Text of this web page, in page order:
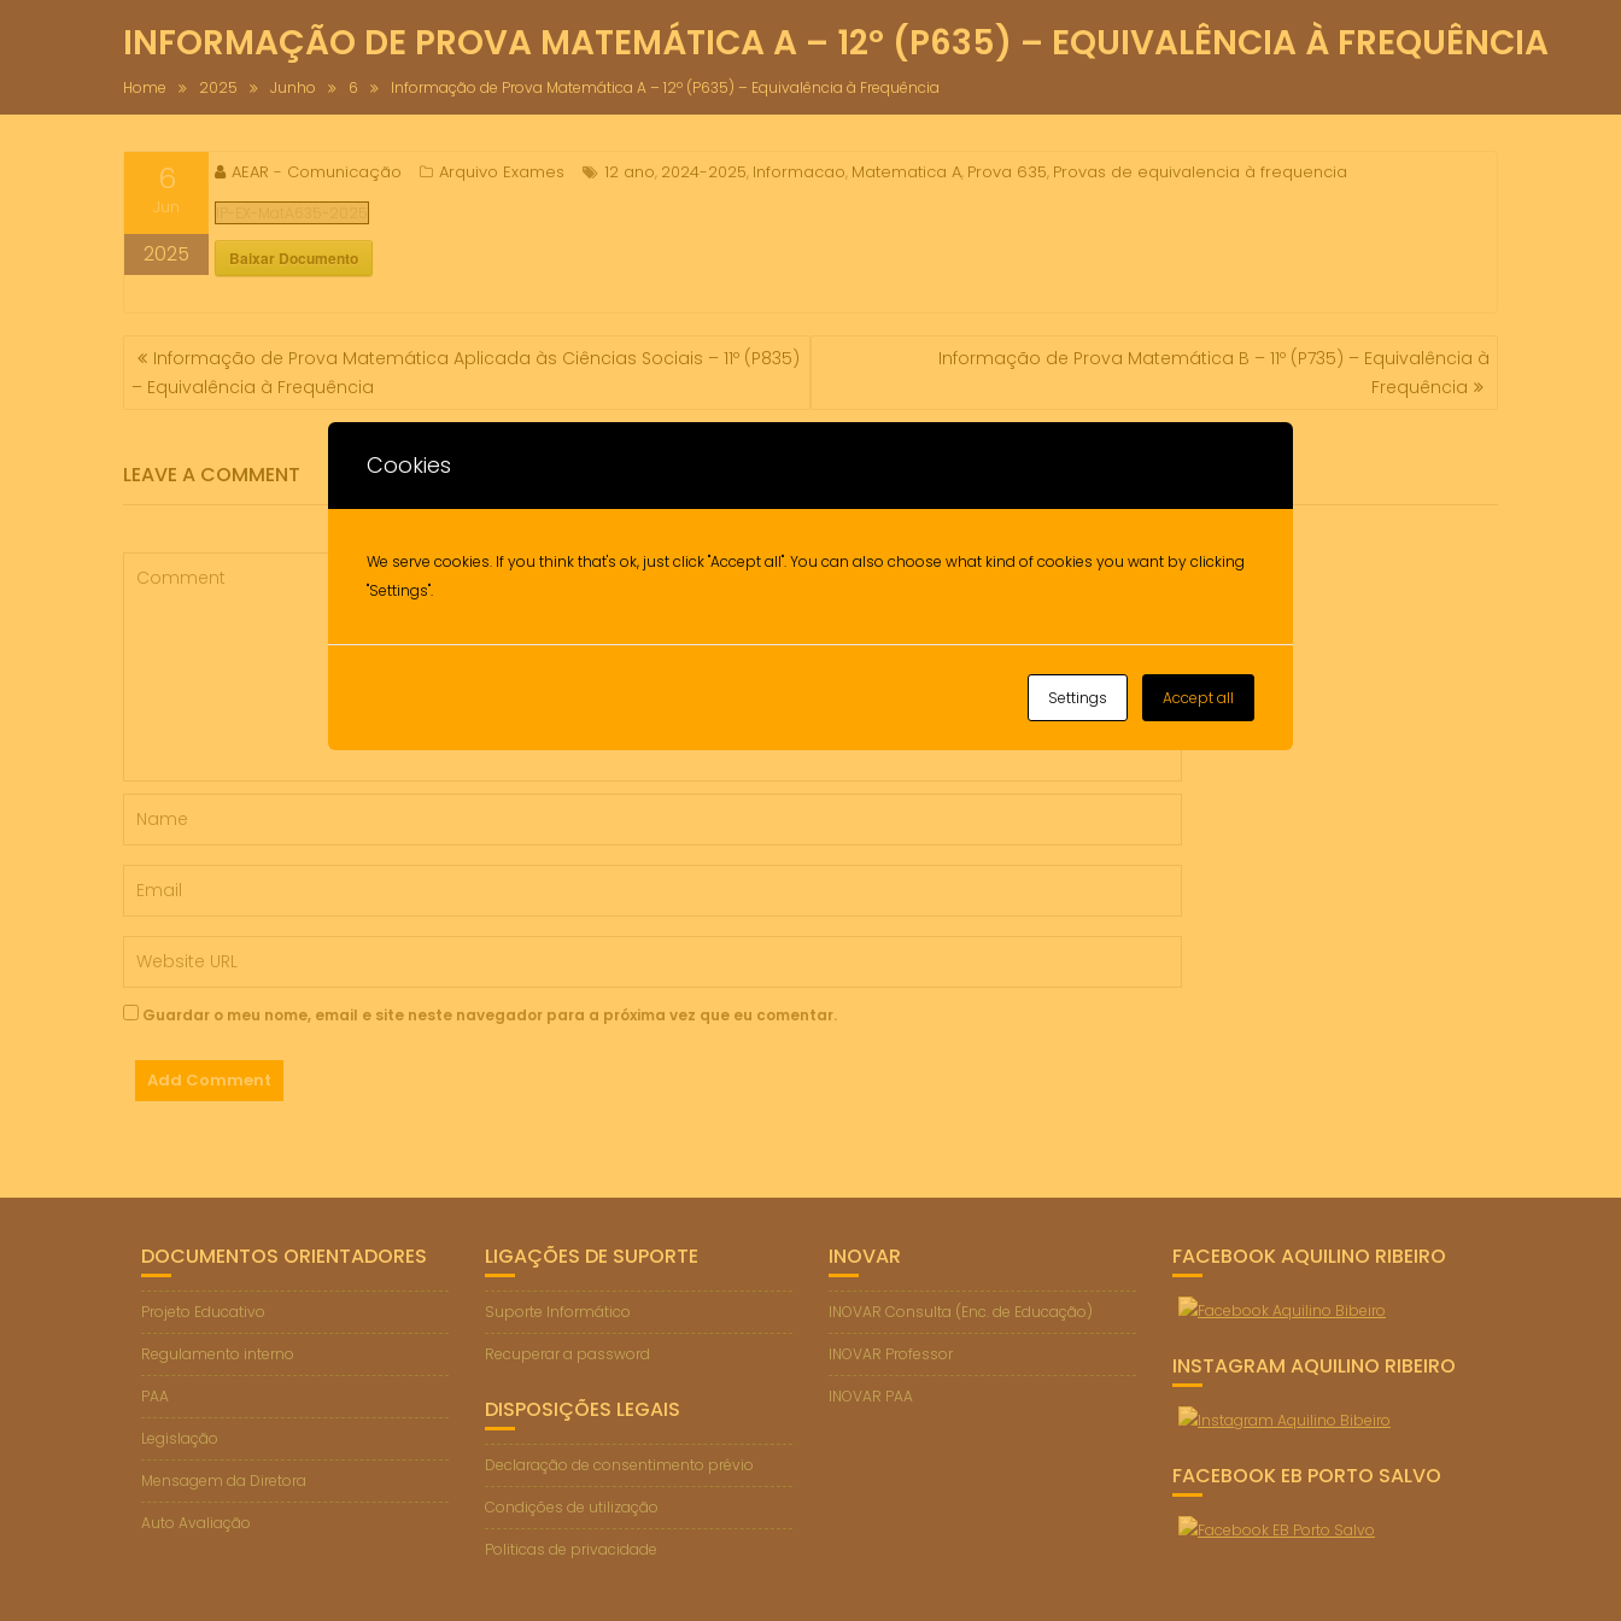
INFORMAÇÃO DE PROVA MATEMÁTICA A – 12º (P635) – EQUIVALÊNCIA À FREQUÊNCIA
Home 2025 Junho 6 Informação de Prova Matemática A – 12º (P635) – Equivalência à Frequência
6
Jun
2025
AEAR - Comunicação Arquivo Exames 12 ano, 2024-2025, Informacao, Matematica A, Prova 635, Provas de equivalencia à frequencia
Baixar Documento
NAVEGAÇÃO
DE
ARTIGOS
Informação de Prova Matemática Aplicada às Ciências Sociais – 11º (P835)
– Equivalência à Frequência
Informação de Prova Matemática B – 11º (P735) – Equivalência à
Frequência
LEAVE A COMMENT
Guardar o meu nome, email e site neste navegador para a próxima vez que eu comentar.
DOCUMENTOS ORIENTADORES
Projeto Educativo
Regulamento interno
PAA
Legislação
Mensagem da Diretora
Auto Avaliação
LIGAÇÕES DE SUPORTE
Suporte Informático
Recuperar a password
DISPOSIÇÕES LEGAIS
Declaração de consentimento prévio
Condições de utilização
Politicas de privacidade
INOVAR
INOVAR Consulta (Enc. de Educação)
INOVAR Professor
INOVAR PAA
FACEBOOK AQUILINO RIBEIRO
INSTAGRAM AQUILINO RIBEIRO
FACEBOOK EB PORTO SALVO
Cookies
We serve cookies. If you think that's ok, just click "Accept all". You can also choose what kind of cookies you want by clicking
"Settings".
Settings Accept all